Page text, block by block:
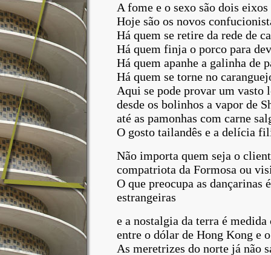
A fome e o sexo são dois eixos
Hoje são os novos
Há quem se retire da rede de
Há quem finja o porco para
Há quem apanhe a galinha de
Há quem se torne no
Aqui se pode provar um vasto
desde os bolinhos a vapor de
até as pamonhas com carne
O gosto tailandês e a delícia
Não importa quem seja o
compatriota da Formosa ou
O que preocupa as dançarinas
estrangeiras
e a nostalgia da terra é
entre o dólar de Hong Kong e
As meretrizes do norte já não